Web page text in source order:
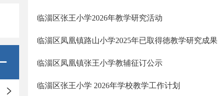
临淄区张王小学2026年教学研究活动
临淄区凤凰镇路山小学2025年已取得徳教学研究成果
临淄区凤凰镇张王小学教辅征订公示
临淄区张王小学 2026年学校教学工作计划